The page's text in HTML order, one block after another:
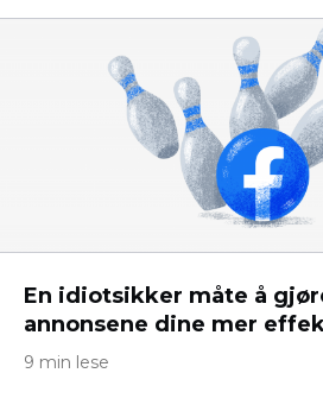
En idiotsikker måte å
annonsene dine mer
9 min lese